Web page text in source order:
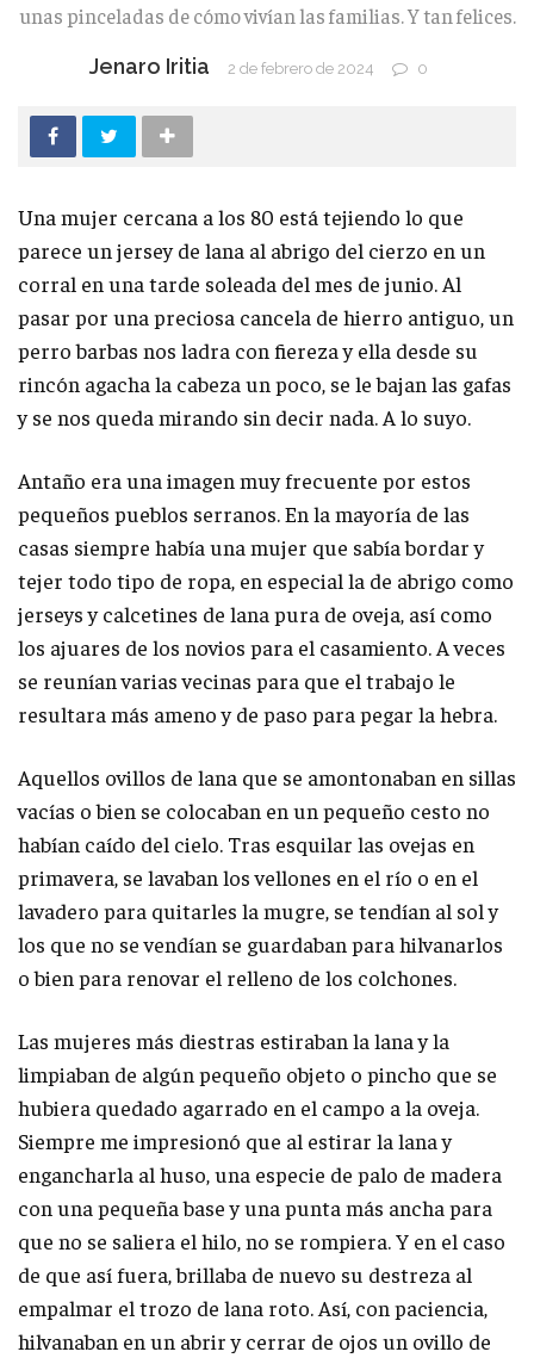
unas pinceladas de cómo vivían las familias. Y tan felices.
Jenaro Iritia 2 de febrero de 2024 0
Una mujer cercana a los 80 está tejiendo lo que
parece un jersey de lana al abrigo del cierzo en un
corral en una tarde soleada del mes de junio. Al
pasar por una preciosa cancela de hierro antiguo, un
perro barbas nos ladra con fiereza y ella desde su
rincón agacha la cabeza un poco, se le bajan las gafas
y se nos queda mirando sin decir nada. A lo suyo.
Antaño era una imagen muy frecuente por estos
pequeños pueblos serranos. En la mayoría de las
casas siempre había una mujer que sabía bordar y
tejer todo tipo de ropa, en especial la de abrigo como
jerseys y calcetines de lana pura de oveja, así como
los ajuares de los novios para el casamiento. A veces
se reunían varias vecinas para que el trabajo le
resultara más ameno y de paso para pegar la hebra.
Aquellos ovillos de lana que se amontonaban en sillas
vacías o bien se colocaban en un pequeño cesto no
habían caído del cielo. Tras esquilar las ovejas en
primavera, se lavaban los vellones en el río o en el
lavadero para quitarles la mugre, se tendían al sol y
los que no se vendían se guardaban para hilvanarlos
o bien para renovar el relleno de los colchones.
Las mujeres más diestras estiraban la lana y la
limpiaban de algún pequeño objeto o pincho que se
hubiera quedado agarrado en el campo a la oveja.
Siempre me impresionó que al estirar la lana y
engancharla al huso, una especie de palo de madera
con una pequeña base y una punta más ancha para
que no se saliera el hilo, no se rompiera. Y en el caso
de que así fuera, brillaba de nuevo su destreza al
empalmar el trozo de lana roto. Así, con paciencia,
hilvanaban en un abrir y cerrar de ojos un ovillo de